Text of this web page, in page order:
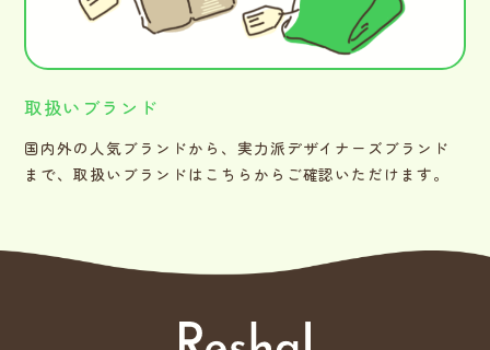
取扱いブランド
国内外の人気ブランドから、実力派デザイナーズブランド
まで、取扱いブランドはこちらからご確認いただけます。